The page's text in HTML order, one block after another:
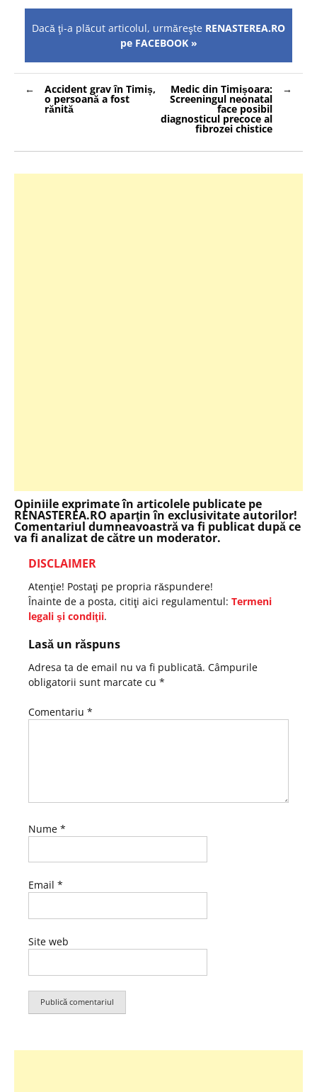
Dacă ţi-a plăcut articolul, urmăreşte RENASTEREA.RO
pe FACEBOOK »
Navigare
în
articole
Accident grav în Timiș,
o persoană a fost
rănită
Medic din Timișoara:
Screeningul neonatal
face posibil
diagnosticul precoce al
fibrozei chistice
Opiniile exprimate în articolele publicate pe
RENASTEREA.RO aparţin în exclusivitate autorilor!
Comentariul dumneavoastră va fi publicat după ce
va fi analizat de către un moderator.
DISCLAIMER
Atenţie! Postaţi pe propria răspundere!
Înainte de a posta, citiţi aici regulamentul: Termeni
legali şi condiţii.
Lasă un răspuns
Adresa ta de email nu va fi publicată. Câmpurile
obligatorii sunt marcate cu *
Comentariu *
Nume *
Email *
Site web